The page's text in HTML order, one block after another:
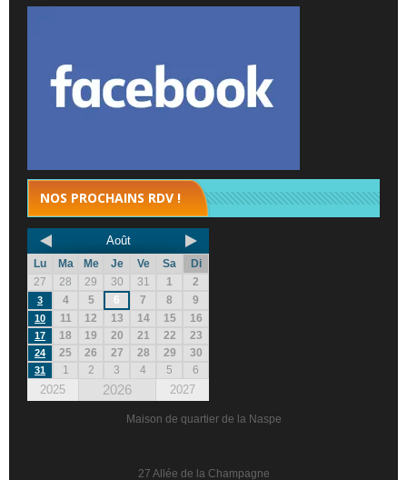
NOS PROCHAINS RDV !
Août
Lu Ma Me Je Ve Sa
Di
27
28 29 30 31 1 2
3 4 5 6 7 8 9
10 11 12 13 14 15 16
17 18 19 20 21 22 23
24 25 26 27 28 29 30
31 1 2 3 4 5 6
2025 2026 2027
Maison de quartier de la Naspe
27 Allée de la Champagne